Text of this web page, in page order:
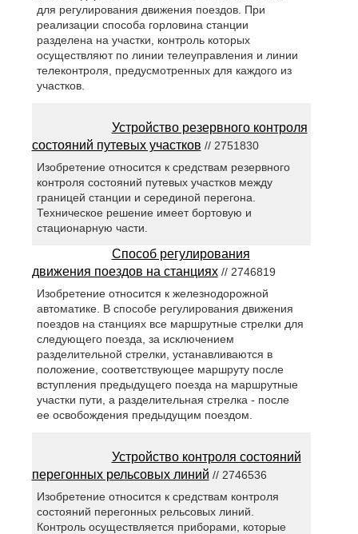
для регулирования движения поездов. При
реализации способа горловина станции
разделена на участки, контроль которых
осуществляют по линии телеуправления и линии
телеконтроля, предусмотренных для каждого из
участков.
Устройство резервного контроля
состояний путевых участков // 2751830
Изобретение относится к средствам резервного
контроля состояний путевых участков между
границей станции и серединой перегона.
Техническое решение имеет бортовую и
стационарную части.
Способ регулирования
движения поездов на станциях// 2746819
Изобретение относится к железнодорожной
автоматике. В способе регулирования движения
поездов на станциях все маршрутные стрелки для
следующего поезда, за исключением
разделительной стрелки, устанавливаются в
положение, соответствующее маршруту после
вступления предыдущего поезда на маршрутные
участки пути, а разделительная стрелка - после
ее освобождения предыдущим поездом.
Устройство контроля состояний
перегонных рельсовых линий // 2746536
Изобретение относится к средствам контроля
состояний перегонных рельсовых линий.
Контроль осуществляется приборами, которые